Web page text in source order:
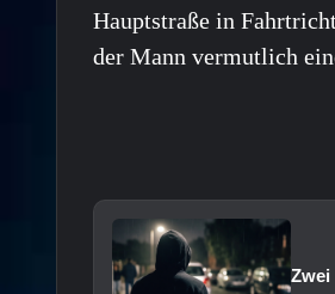
Hauptstraße in
der Mann vermutlich
Zwei